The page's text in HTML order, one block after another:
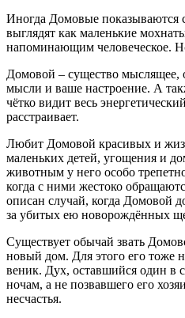
Иногда Домовые
выглядят как маленькие
напоминающим человеческое.
Домовой – существо мыслящее,
мысли и ваше настроение. А
чётко видит весь
расстраивает.
Любит Домовой красивых и
маленьких детей, угощения и
животным у него особо
когда с ними жестоко
описан случай, когда Домовой
за убитых ею новорождённых
Существует обычай звать
новый дом. Для этого его тоже
веник. Дух, оставшийся один в
ночам, а не позвавшего его
несчастья.